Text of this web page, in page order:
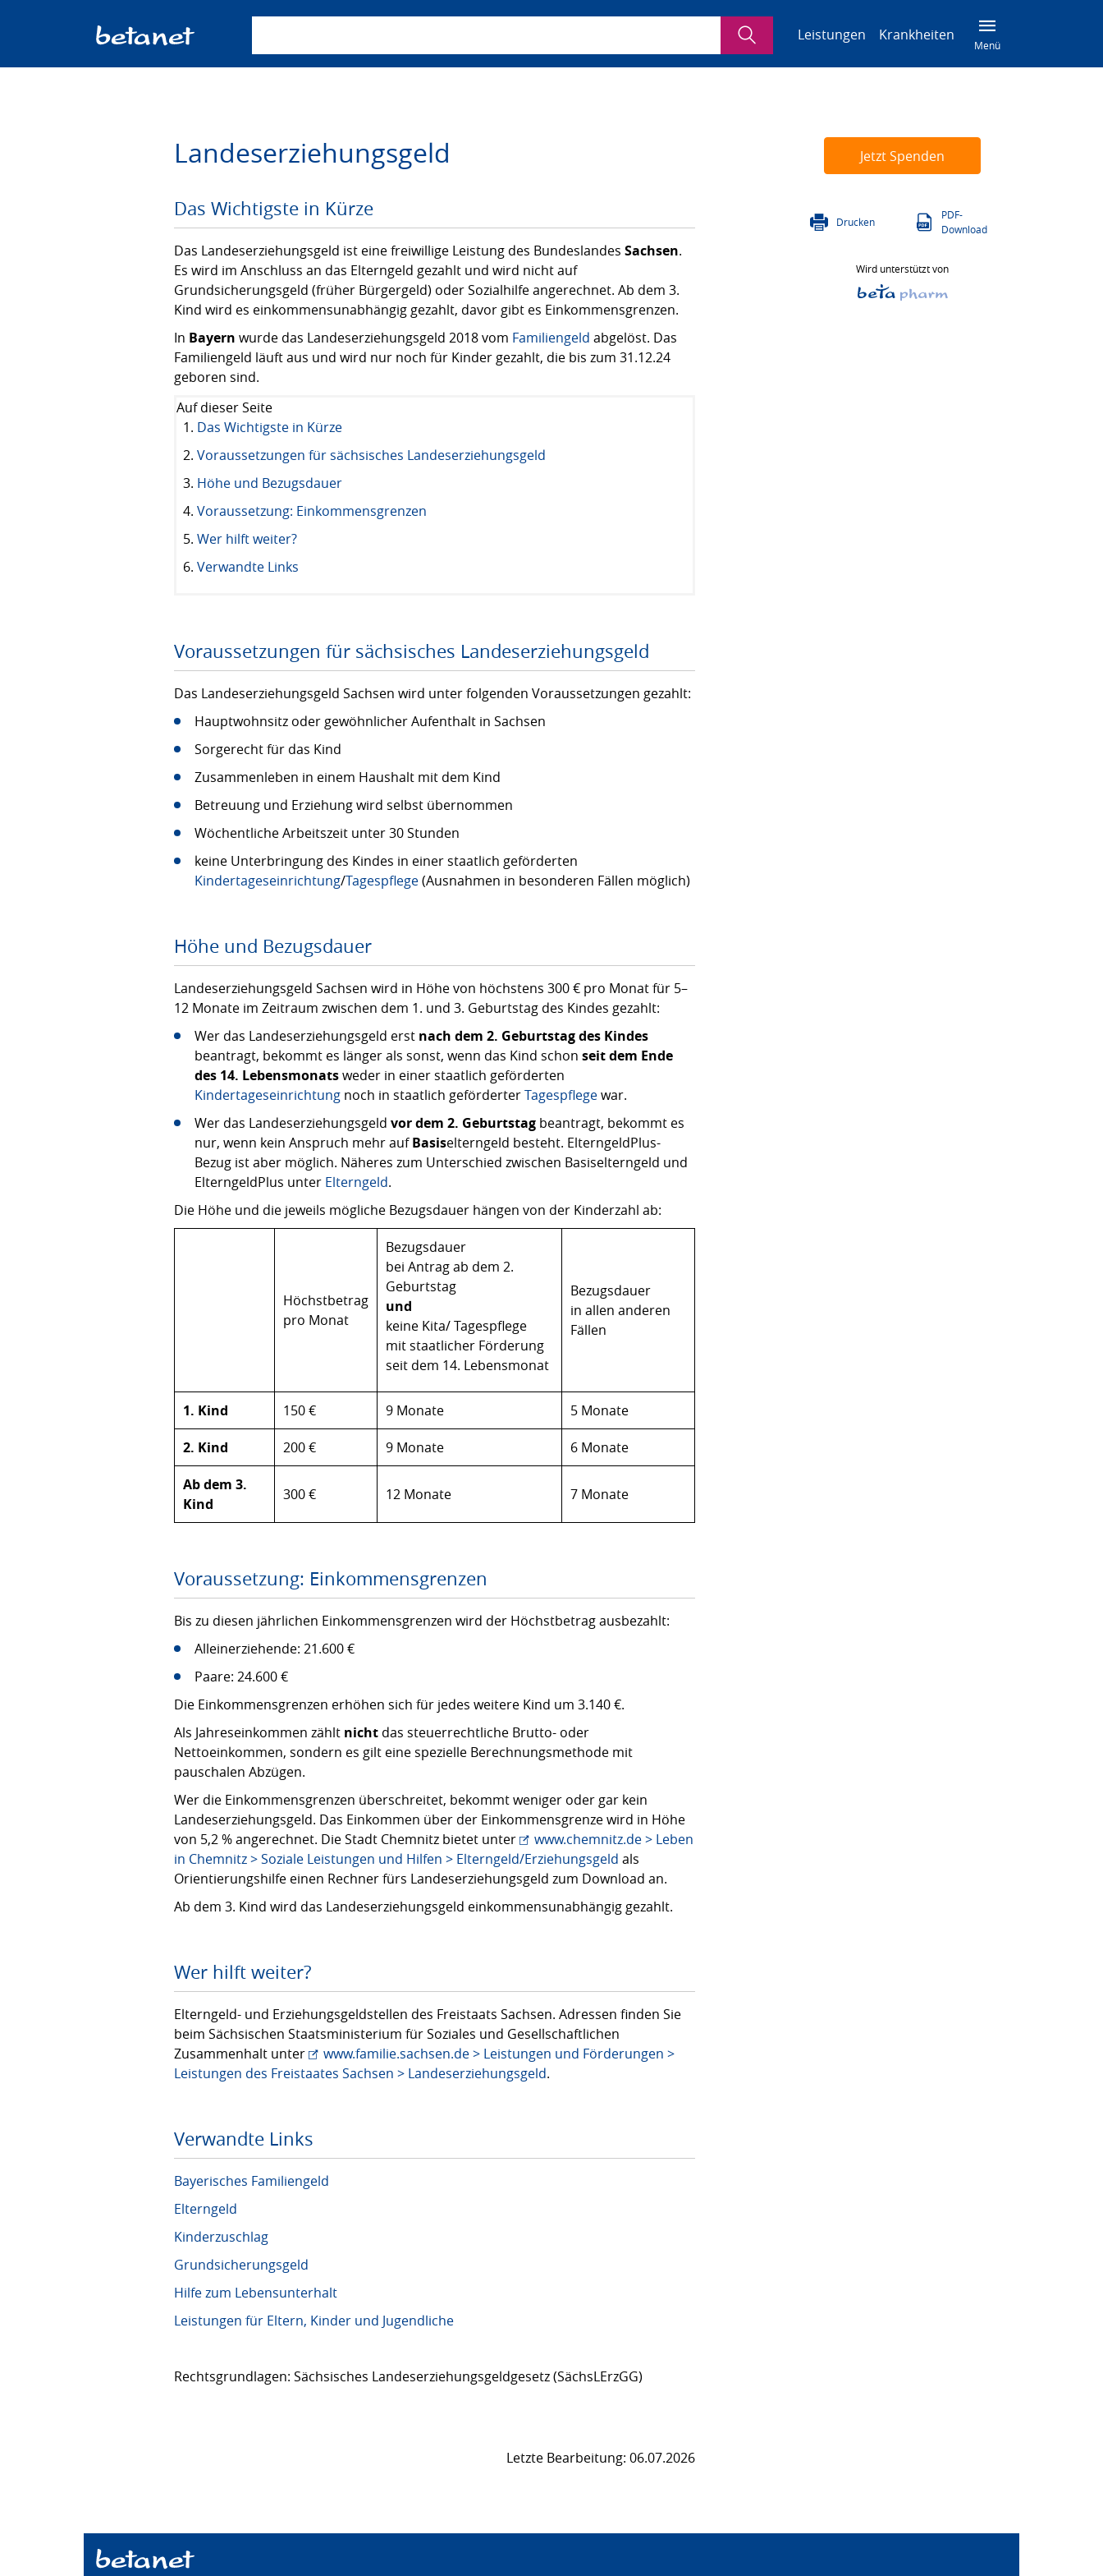
SucheLeistungen Krankheiten
Menü
Landeserziehungsgeld
Das Wichtigste in Kürze
Das Landeserziehungsgeld ist eine freiwillige Leistung des Bundeslandes Sachsen.
Es wird im Anschluss an das Elterngeld gezahlt und wird nicht auf
Grundsicherungsgeld (früher Bürgergeld) oder Sozialhilfe angerechnet. Ab dem 3.
Kind wird es einkommensunabhängig gezahlt, davor gibt es Einkommensgrenzen.
In Bayern wurde das Landeserziehungsgeld 2018 vom Familiengeld abgelöst. Das
Familiengeld läuft aus und wird nur noch für Kinder gezahlt, die bis zum 31.12.24
geboren sind.
Auf dieser Seite
Das Wichtigste in Kürze
Voraussetzungen für sächsisches Landeserziehungsgeld
Höhe und Bezugsdauer
Voraussetzung: Einkommensgrenzen
Wer hilft weiter?
Verwandte Links
Voraussetzungen für sächsisches Landeserziehungsgeld
Das Landeserziehungsgeld Sachsen wird unter folgenden Voraussetzungen gezahlt:
Hauptwohnsitz oder gewöhnlicher Aufenthalt in Sachsen
Sorgerecht für das Kind
Zusammenleben in einem Haushalt mit dem Kind
Betreuung und Erziehung wird selbst übernommen
Wöchentliche Arbeitszeit unter 30 Stunden
keine Unterbringung des Kindes in einer staatlich geförderten
Kindertageseinrichtung/Tagespflege(Ausnahmen in besonderen Fällen möglich)
Höhe und Bezugsdauer
Landeserziehungsgeld Sachsen wird in Höhe von höchstens 300 € pro Monat für 5–
12 Monate im Zeitraum zwischen dem 1. und 3. Geburtstag des Kindes gezahlt:
Wer das Landeserziehungsgeld erst nach dem 2. Geburtstag des Kindes
beantragt, bekommt es länger als sonst, wenn das Kind schon seit dem Ende
des 14. Lebensmonatsweder in einer staatlich geförderten
Kindertageseinrichtung noch in staatlich geförderterTagespflegewar.
Wer das Landeserziehungsgeld vor dem 2. Geburtstag beantragt, bekommt es
nur, wenn kein Anspruch mehr aufBasiselterngeld besteht. ElterngeldPlus-
Bezug ist aber möglich. Näheres zum Unterschied zwischen Basiselterngeld und
ElterngeldPlus unter Elterngeld.
Die Höhe und die jeweils mögliche Bezugsdauer hängen von der Kinderzahl ab:
Höchstbetrag
pro Monat
Bezugsdauer
bei Antrag ab dem 2.
Geburtstag
und
keine Kita/ Tagespflege
mit staatlicher Förderung
seit dem 14. Lebensmonat
Bezugsdauer
in allen anderen
Fällen
1. Kind 150 € 9 Monate 5 Monate
2. Kind 200 € 9 Monate 6 Monate
Ab dem 3.
Kind
300 € 12 Monate 7 Monate
Voraussetzung: Einkommensgrenzen
Bis zu diesen jährlichen Einkommensgrenzen wird der Höchstbetrag ausbezahlt:
Alleinerziehende: 21.600 €
Paare: 24.600 €
Die Einkommensgrenzen erhöhen sich für jedes weitere Kind um 3.140 €.
Als Jahreseinkommen zählt nicht das steuerrechtliche Brutto- oder
Nettoeinkommen, sondern es gilt eine spezielle Berechnungsmethode mit
pauschalen Abzügen.
Wer die Einkommensgrenzen überschreitet, bekommt weniger oder gar kein
Landeserziehungsgeld. Das Einkommen über der Einkommensgrenze wird in Höhe
von 5,2 % angerechnet. Die Stadt Chemnitz bietet unter
www.chemnitz.de > Leben
in Chemnitz > Soziale Leistungen und Hilfen > Elterngeld/Erziehungsgeld als
Orientierungshilfe einen Rechner fürs Landeserziehungsgeld zum Download an.
Ab dem 3. Kind wird das Landeserziehungsgeld einkommensunabhängig gezahlt.
Wer hilft weiter?
Elterngeld- und Erziehungsgeldstellen des Freistaats Sachsen. Adressen finden Sie
beim Sächsischen Staatsministerium für Soziales und Gesellschaftlichen
Zusammenhalt unter
www.familie.sachsen.de > Leistungen und Förderungen >
Leistungen des Freistaates Sachsen > Landeserziehungsgeld.
Verwandte Links
Bayerisches Familiengeld
Elterngeld
Kinderzuschlag
Grundsicherungsgeld
Hilfe zum Lebensunterhalt
Leistungen für Eltern, Kinder und Jugendliche
Rechtsgrundlagen: Sächsisches Landeserziehungsgeldgesetz (SächsLErzGG)
Letzte Bearbeitung: 06.07.2026
Jetzt Spenden
Drucken
PDF-
Download
Wird unterstützt von